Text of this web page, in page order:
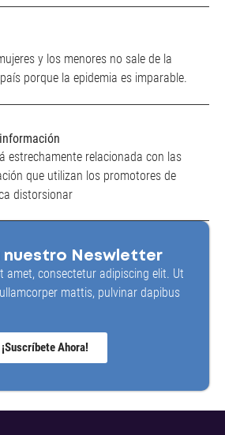
y los menores no sale de la
porque la epidemia es imparable.
estrechamente relacionada con las
que utilizan los promotores de
distorsionar
nuestro Neswletter
amet, consectetur adipiscing elit. Ut
mattis, pulvinar dapibus
¡Suscríbete Ahora!